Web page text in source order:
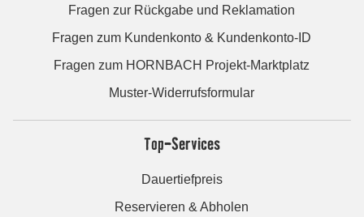
Fragen zur Rückgabe und Reklamation
Fragen zum Kundenkonto & Kundenkonto-ID
Fragen zum HORNBACH Projekt-Marktplatz
Muster-Widerrufsformular
Top-Services
Dauertiefpreis
Reservieren & Abholen